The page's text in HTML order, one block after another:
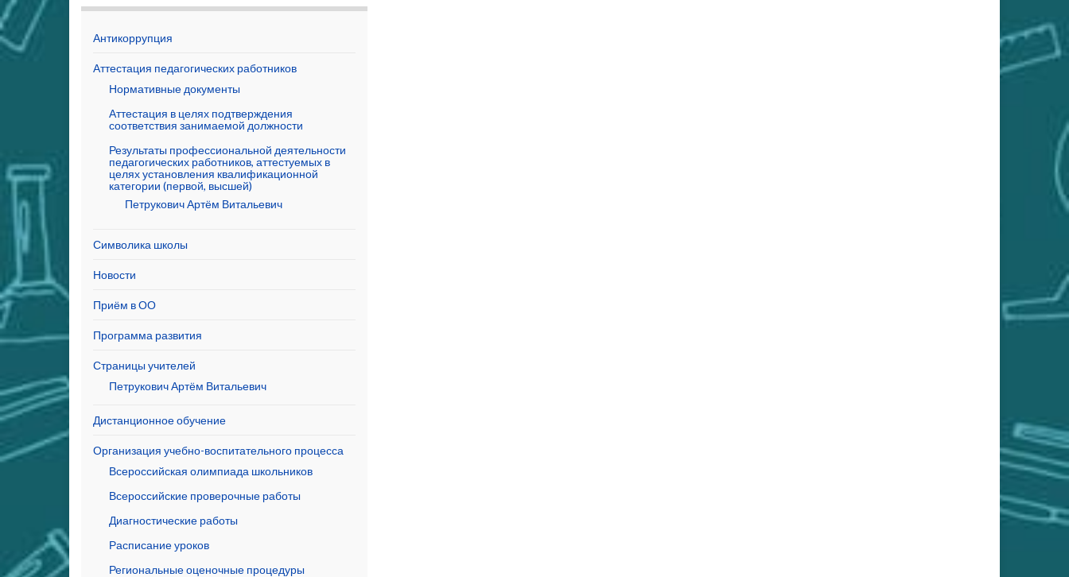
Антикоррупция
Аттестация педагогических работников
Нормативные документы
Аттестация в целях подтверждения
соответствия занимаемой должности
Результаты профессиональной деятельности
педагогических работников, аттестуемых в
целях установления квалификационной
категории (первой, высшей)
Петрукович Артём Витальевич
Символика школы
Новости
Приём в ОО
Программа развития
Страницы учителей
Петрукович Артём Витальевич
Дистанционное обучение
Организация учебно-воспитательного процесса
Всероссийская олимпиада школьников
Всероссийские проверочные работы
Диагностические работы
Расписание уроков
Региональные оценочные процедуры